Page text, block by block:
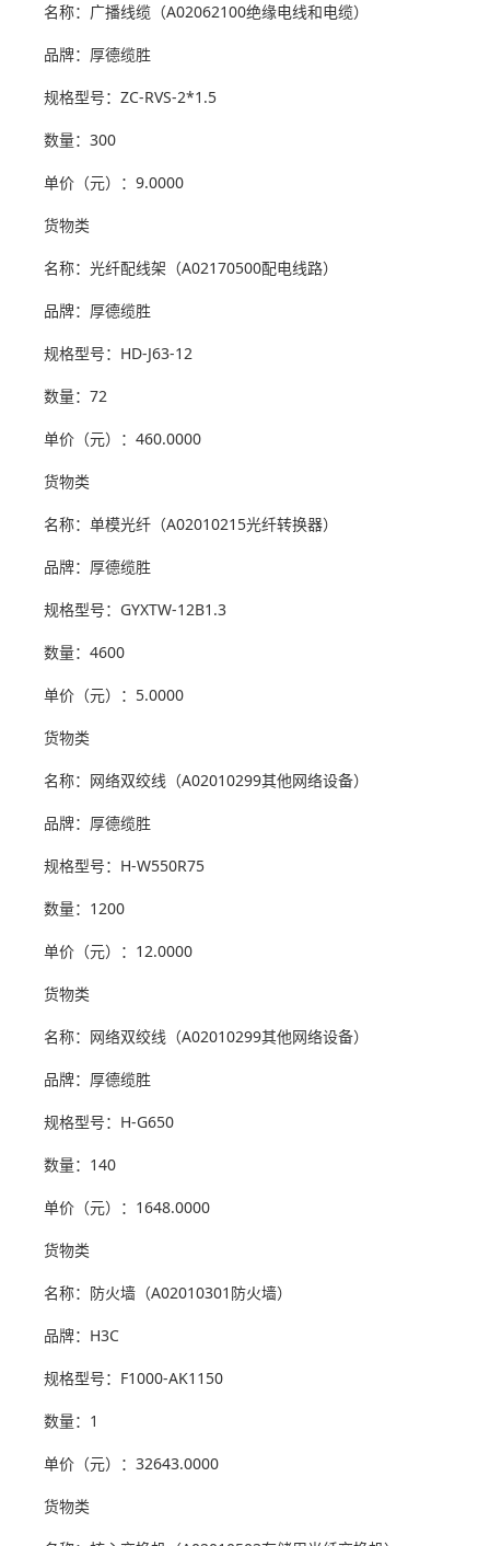
名称：广播线缆（A02062100绝缘电线和电缆）
品牌：厚德缆胜
规格型号：ZC-RVS-2*1.5
数量：300
单价（元）：9.0000
货物类
名称：光纤配线架（A02170500配电线路）
品牌：厚德缆胜
规格型号：HD-J63-12
数量：72
单价（元）：460.0000
货物类
名称：单模光纤（A02010215光纤转换器）
品牌：厚德缆胜
规格型号：GYXTW-12B1.3
数量：4600
单价（元）：5.0000
货物类
名称：网络双绞线（A02010299其他网络设备）
品牌：厚德缆胜
规格型号：H-W550R75
数量：1200
单价（元）：12.0000
货物类
名称：网络双绞线（A02010299其他网络设备）
品牌：厚德缆胜
规格型号：H-G650
数量：140
单价（元）：1648.0000
货物类
名称：防火墙（A02010301防火墙）
品牌：H3C
规格型号：F1000-AK1150
数量：1
单价（元）：32643.0000
货物类